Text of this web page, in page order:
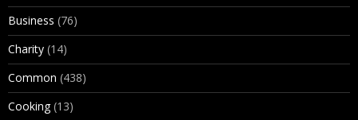
Business (76)
Charity (14)
Common (438)
Cooking(13)